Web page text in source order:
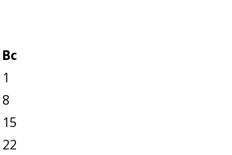
Вс
1
8
15
22